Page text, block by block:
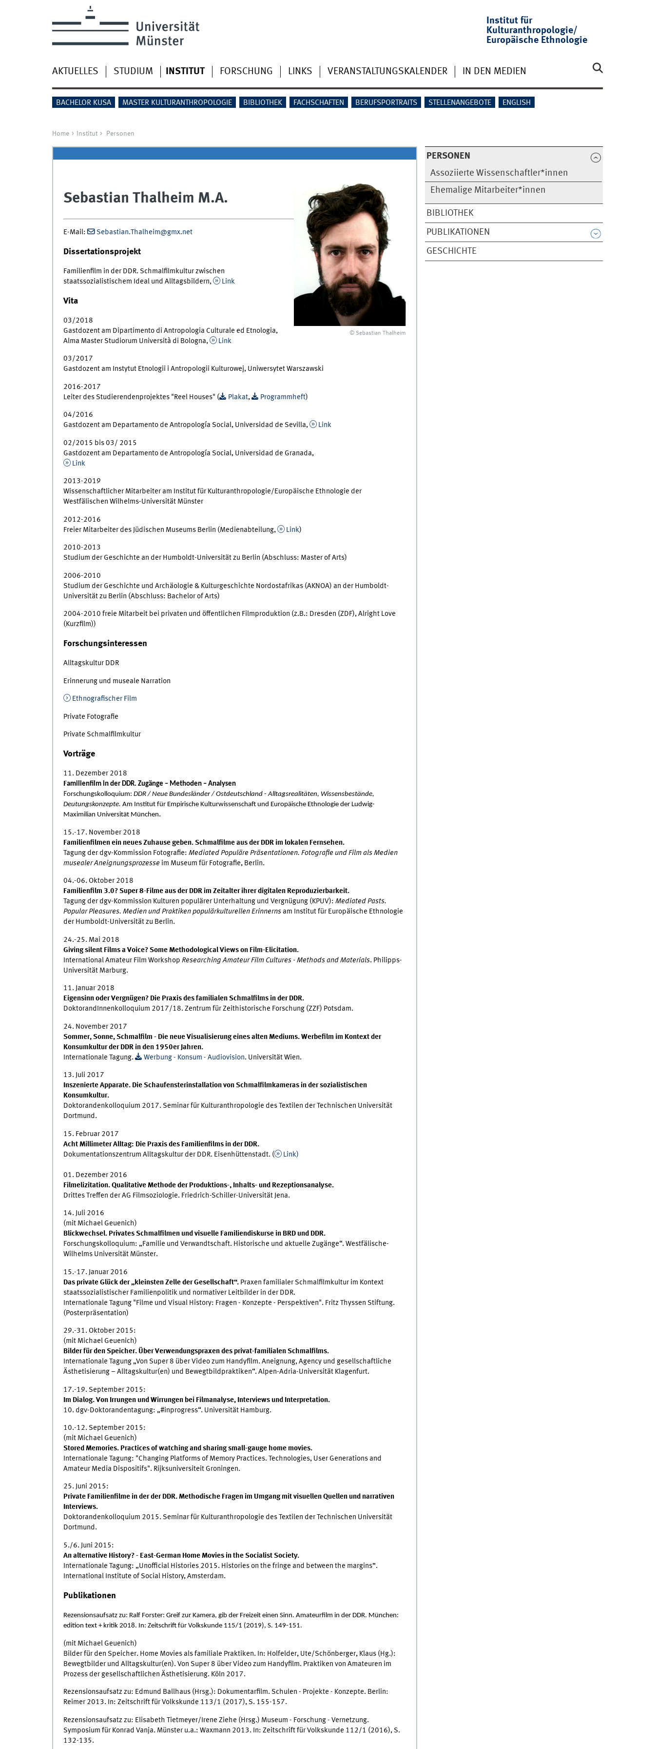
Institut für
Kulturanthropologie/
Europäische Ethnologie
AKTUELLES STUDIUM INSTITUT FORSCHUNG LINKS VERANSTALTUNGSKALENDER IN DEN MEDIEN
BACHELOR KUSA MASTER KULTURANTHROPOLOGIE BIBLIOTHEK FACHSCHAFTEN BERUFSPORTRAITS STELLENANGEBOTE ENGLISH
Home Institut Personen
PERSONEN
Assoziierte Wissenschaftler*innen
Ehemalige Mitarbeiter*innen
BIBLIOTHEK
PUBLIKATIONEN
GESCHICHTE
© Sebastian Thalheim
Sebastian Thalheim M.A.
E-Mail: Sebastian.Thalheim@gmx.net
Dissertationsprojekt
Familienfilm in der DDR. Schmalfilmkultur zwischen
staatssozialistischem Ideal und Alltagsbildern,
Link
Vita
03/2018
Gastdozent am Dipartimento di Antropologia Culturale ed Etnologia,
Alma Master Studiorum Università di Bologna,
Link
03/2017
Gastdozent am Instytut Etnologii i Antropologii Kulturowej, Uniwersytet Warszawski
2016-2017
Leiter des Studierendenprojektes "Reel Houses" (
Plakat, Programmheft)
04/2016
Gastdozent am Departamento de Antropología Social, Universidad de Sevilla,
Link
02/2015 bis 03/ 2015
Gastdozent am Departamento de Antropología Social, Universidad de Granada,
Link
2013-2019
Wissenschaftlicher Mitarbeiter am Institut für Kulturanthropologie/Europäische Ethnologie der
Westfälischen Wilhelms-Universität Münster
2012-2016
Freier Mitarbeiter des Jüdischen Museums Berlin (Medienabteilung,
Link)
2010-2013
Studium der Geschichte an der Humboldt-Universität zu Berlin (Abschluss: Master of Arts)
2006-2010
Studium der Geschichte und Archäologie & Kulturgeschichte Nordostafrikas (AKNOA) an der Humboldt-
Universität zu Berlin (Abschluss: Bachelor of Arts)
2004-2010 freie Mitarbeit bei privaten und öffentlichen Filmproduktion (z.B.: Dresden (ZDF), Alright Love
(Kurzfilm))
Forschungsinteressen
Alltagskultur DDR
Erinnerung und museale Narration
Ethnografischer Film
Private Fotografie
Private Schmalfilmkultur
Vorträge
11. Dezember 2018
Familienfilm in der DDR. Zugänge – Methoden – Analysen
Forschungskolloquium: DDR / Neue Bundesländer / Ostdeutschland - Alltagsrealitäten, Wissensbestände,
Deutungskonzepte. Am Institut für Empirische Kulturwissenschaft und Europäische Ethnologie der Ludwig-
Maximilian Universität München.
15.-17. November 2018
Familienfilmen ein neues Zuhause geben. Schmalfilme aus der DDR im lokalen Fernsehen.
Tagung der dgv-Kommission Fotografie: Mediated Populäre Präsentationen. Fotografie und Film als Medien
musealer Aneignungsprozesse im Museum für Fotografie, Berlin.
04.-06. Oktober 2018
Familienfilm 3.0? Super 8-Filme aus der DDR im Zeitalter ihrer digitalen Reproduzierbarkeit.
Tagung der dgv-Kommission Kulturen populärer Unterhaltung und Vergnügung (KPUV): Mediated Pasts.
Popular Pleasures. Medien und Praktiken populärkulturellen Erinnerns am Institut für Europäische Ethnologie
der Humboldt-Universität zu Berlin.
24.-25. Mai 2018
Giving silent Films a Voice? Some Methodological Views on Film-Elicitation.
International Amateur Film Workshop Researching Amateur Film Cultures - Methods and Materials. Philipps-
Universität Marburg.
11. Januar 2018
Eigensinn oder Vergnügen? Die Praxis des familialen Schmalfilms in der DDR.
DoktorandInnenkolloquium 2017/18. Zentrum für Zeithistorische Forschung (ZZF) Potsdam.
24. November 2017
Sommer, Sonne, Schmalfilm - Die neue Visualisierung eines alten Mediums. Werbefilm im Kontext der
Konsumkultur der DDR in den 1950er Jahren.
Internationale Tagung.
Werbung - Konsum - Audiovision. Universität Wien.
13. Juli 2017
Inszenierte Apparate. Die Schaufensterinstallation von Schmalfilmkameras in der sozialistischen
Konsumkultur.
Doktorandenkolloquium 2017. Seminar für Kulturanthropologie des Textilen der Technischen Universität
Dortmund.
15. Februar 2017
Acht Millimeter Alltag: Die Praxis des Familienfilms in der DDR.
Dokumentationszentrum Alltagskultur der DDR. Eisenhüttenstadt. (
Link)
01. Dezember 2016
Filmelizitation. Qualitative Methode der Produktions-, Inhalts- und Rezeptionsanalyse.
Drittes Treffen der AG Filmsoziologie. Friedrich-Schiller-Universität Jena.
14. Juli 2016
(mit Michael Geuenich)
Blickwechsel. Privates Schmalfilmen und visuelle Familiendiskurse in BRD und DDR.
Forschungskolloquium: „Familie und Verwandtschaft. Historische und aktuelle Zugänge“. Westfälische-
Wilhelms Universität Münster.
15.-17. Januar 2016
Das private Glück der „kleinsten Zelle der Gesellschaft“. Praxen familialer Schmalfilmkultur im Kontext
staatssozialistischer Familienpolitik und normativer Leitbilder in der DDR.
Internationale Tagung "Filme und Visual History: Fragen - Konzepte - Perspektiven". Fritz Thyssen Stiftung.
(Posterpräsentation)
29.-31. Oktober 2015:
(mit Michael Geuenich)
Bilder für den Speicher. Über Verwendungspraxen des privat-familialen Schmalfilms.
Internationale Tagung „Von Super 8 über Video zum Handyfilm. Aneignung, Agency und gesellschaftliche
Ästhetisierung – Alltagskultur(en) und Bewegtbildpraktiken“. Alpen-Adria-Universität Klagenfurt.
17.-19. September 2015:
Im Dialog. Von Irrungen und Wirrungen bei Filmanalyse, Interviews und Interpretation.
10. dgv-Doktorandentagung: „#inprogress“. Universität Hamburg.
10.-12. September 2015:
(mit Michael Geuenich)
Stored Memories. Practices of watching and sharing small-gauge home movies.
Internationale Tagung: "Changing Platforms of Memory Practices. Technologies, User Generations and
Amateur Media Dispositifs". Rijksuniversiteit Groningen.
25. Juni 2015:
Private Familienfilme in der der DDR. Methodische Fragen im Umgang mit visuellen Quellen und narrativen
Interviews.
Doktorandenkolloquium 2015. Seminar für Kulturanthropologie des Textilen der Technischen Universität
Dortmund.
5./6. Juni 2015:
An alternative History? - East-German Home Movies in the Socialist Society.
Internationale Tagung: „Unofficial Histories 2015. Histories on the fringe and between the margins”.
International Institute of Social History, Amsterdam.
Publikationen
Rezensionsaufsatz zu: Ralf Forster: Greif zur Kamera, gib der Freizeit einen Sinn. Amateurfilm in der DDR. München:
edition text + kritik 2018. In: Zeitschrift für Volkskunde 115/1 (2019), S. 149-151.
(mit Michael Geuenich)
Bilder für den Speicher. Home Movies als familiale Praktiken. In: Holfelder, Ute/Schönberger, Klaus (Hg.):
Bewegtbilder und Alltagskultur(en). Von Super 8 über Video zum Handyfilm. Praktiken von Amateuren im
Prozess der gesellschaftlichen Ästhetisierung. Köln 2017.
Rezensionsaufsatz zu: Edmund Ballhaus (Hrsg.): Dokumentarfilm. Schulen - Projekte - Konzepte. Berlin:
Reimer 2013. In: Zeitschrift für Volkskunde 113/1 (2017), S. 155-157.
Rezensionsaufsatz zu: Elisabeth Tietmeyer/Irene Ziehe (Hrsg.) Museum - Forschung - Vernetzung.
Symposium für Konrad Vanja. Münster u.a.: Waxmann 2013. In: Zeitschrift für Volkskunde 112/1 (2016), S.
132-135.